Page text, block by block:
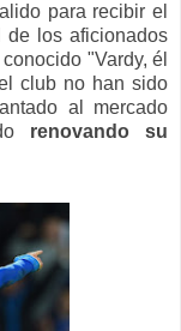
para recibir el
de los aficionados
"Vardy, él
club no han sido
al mercado
renovando su